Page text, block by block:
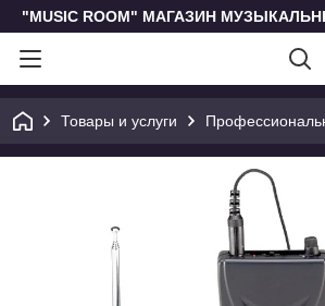
"MUSIC ROOM" МАГАЗИН
Товары и услуги